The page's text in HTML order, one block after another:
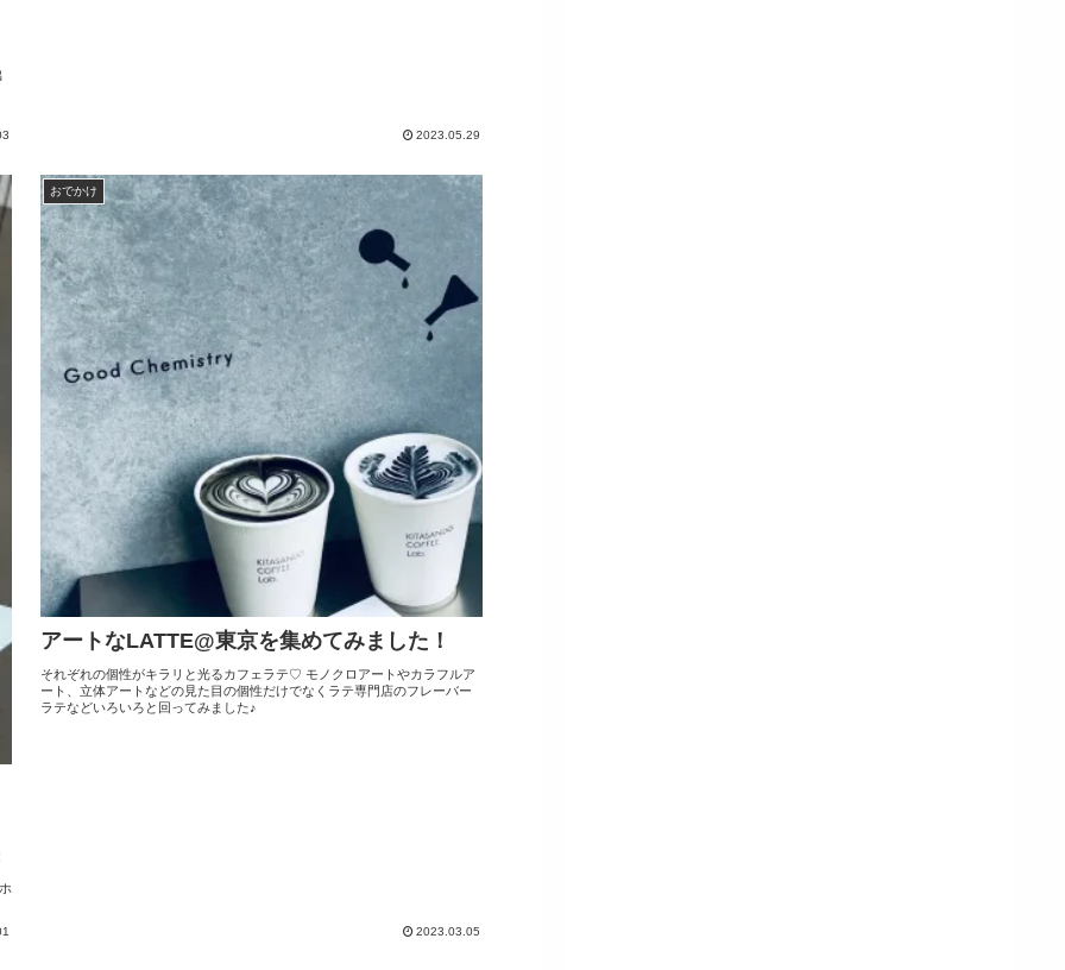
2023.05.29
おでかけ
アートなLATTE@東京を集めてみました！
それぞれの個性がキラリと光るカフェラテ♡ モノクロアートやカラフルア
ート、立体アートなどの見た目の個性だけでなくラテ専門店のフレーバー
ラテなどいろいろと回ってみました♪
2023.03.05